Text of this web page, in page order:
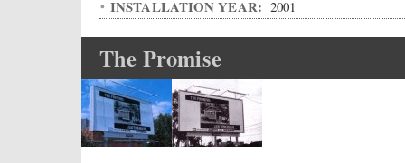
INSTALLATION YEAR: 2001
The Promise